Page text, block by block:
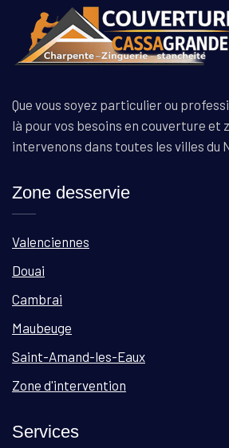
Que vous soyez particulier ou
là pour vos besoins en couverture et
intervenons dans toutes les villes du
Zone desservie
Valenciennes
Douai
Cambrai
Maubeuge
Saint-Amand-les-Eaux
Zone d'intervention
Services